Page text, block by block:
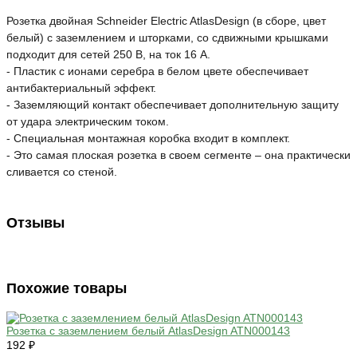
Розетка двойная Schneider Electric AtlasDesign (в сборе, цвет
белый) с заземлением и шторками, со сдвижными крышками
подходит для сетей 250 В, на ток 16 А.
- Пластик с ионами серебра в белом цвете обеспечивает
антибактериальный эффект.
- Заземляющий контакт обеспечивает дополнительную защиту
от удара электрическим током.
- Специальная монтажная коробка входит в комплект.
- Это самая плоская розетка в своем сегменте – она практически
сливается со стеной.
Отзывы
Похожие товары
Розетка с заземлением белый AtlasDesign ATN000143
192 ₽